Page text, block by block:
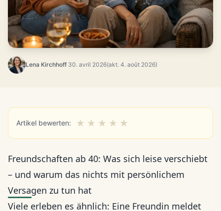
Lena Kirchhoff·30. avril 2026(akt. 4. août 2026)
Artikel bewerten: ★ ★ ★ ★ ★
Freundschaften ab 40: Was sich leise verschiebt
– und warum das nichts mit persönlichem
Versagen zu tun hat
Viele erleben es ähnlich: Eine Freundin meldet